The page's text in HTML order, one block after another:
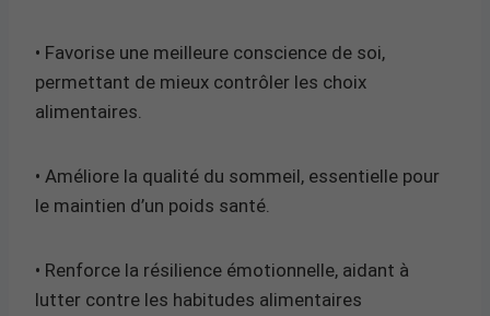
• Favorise une meilleure conscience de soi,
permettant de mieux contrôler les choix
alimentaires.
• Améliore la qualité du sommeil, essentielle pour
le maintien d’un poids santé.
• Renforce la résilience émotionnelle, aidant à
lutter contre les habitudes alimentaires